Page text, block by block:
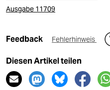
Ausgabe 11709
Feedback Fehlerhinweis
Diesen Artikel teilen